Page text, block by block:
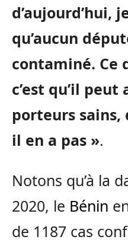
d’aujourd’hui,
qu’aucun
contaminé. Ce
c’est qu’il peut
porteurs sains,
il en a pas ».
Notons qu’à la
2020, le Bénin
de 1187 cas